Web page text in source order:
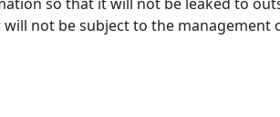
not be subject to the management